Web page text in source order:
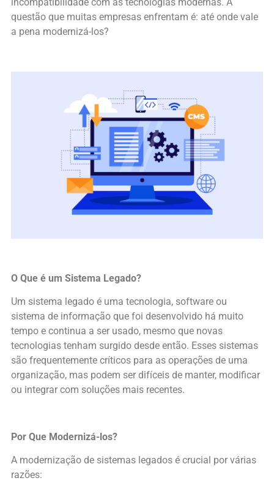
questão que muitas empresas enfrentam é: até onde vale
a pena modernizá-los?
O Que é um Sistema Legado?
Um sistema legado é uma tecnologia, software ou
sistema de informação que foi desenvolvido há muito
tempo e continua a ser usado, mesmo que novas
tecnologias tenham surgido desde então. Esses sistemas
são frequentemente críticos para as operações de uma
organização, mas podem ser difíceis de manter, modificar
ou integrar com soluções mais recentes.
Por Que Modernizá-los?
A modernização de sistemas legados é crucial por várias
razões: